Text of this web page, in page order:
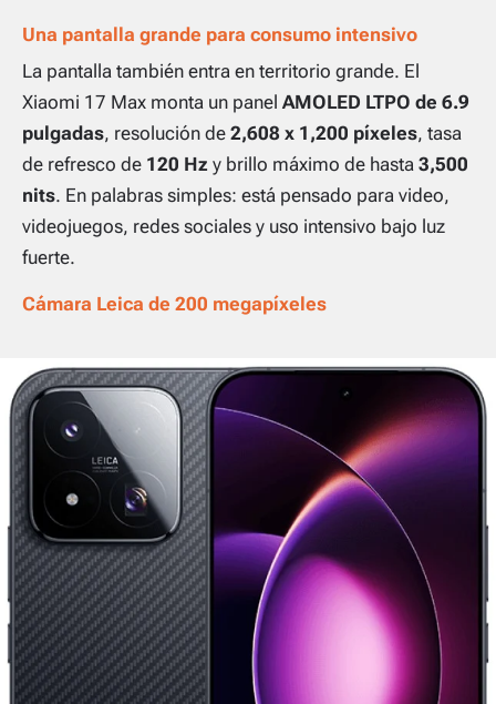
Una pantalla grande para consumo intensivo
La pantalla también entra en territorio grande. El
Xiaomi 17 Max monta un panel AMOLED LTPO de 6.9
pulgadas, resolución de 2,608 x 1,200 píxeles, tasa
de refresco de 120 Hz y brillo máximo de hasta 3,500
nits. En palabras simples: está pensado para video,
videojuegos, redes sociales y uso intensivo bajo luz
fuerte.
Cámara Leica de 200 megapíxeles